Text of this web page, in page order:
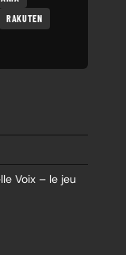
RAKUTEN
Voix – le jeu